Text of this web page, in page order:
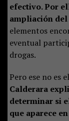
efectivo. Por
ampliación
elementos
eventual
drogas.
Pero ese no es
Calderara
determinar si
que aparece